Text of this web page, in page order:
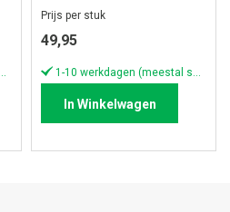
Prijs per stuk
49,95
In Winkelwagen